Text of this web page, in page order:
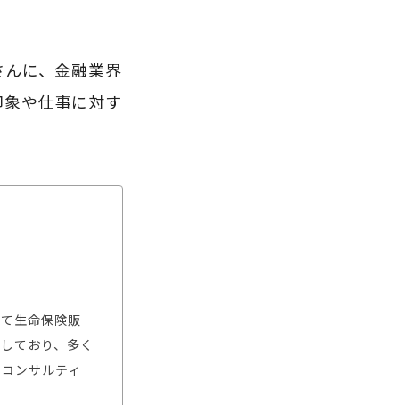
に、金融業界
や仕事に対す
生命保険販
ており、多く
ンサルティ